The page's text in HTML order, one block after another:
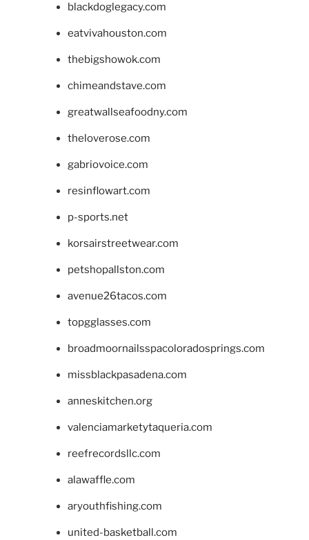
blackdoglegacy.com
eatvivahouston.com
thebigshowok.com
chimeandstave.com
greatwallseafoodny.com
theloverose.com
gabriovoice.com
resinflowart.com
p-sports.net
korsairstreetwear.com
petshopallston.com
avenue26tacos.com
topgglasses.com
broadmoornailsspacoloradosprings.com
missblackpasadena.com
anneskitchen.org
valenciamarketytaqueria.com
reefrecordsllc.com
alawaffle.com
aryouthfishing.com
united-basketball.com